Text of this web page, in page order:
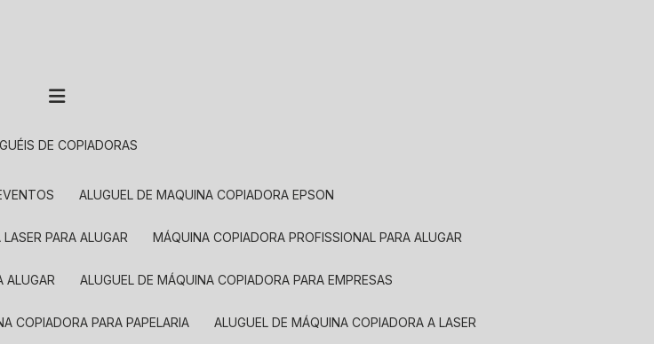
DE COPIADORAS
ALUGUEL DE MAQUINA COPIADORA EPSON
LASER PARA ALUGAR MÁQUINA COPIADORA PROFISSIONAL PARA ALUGAR
ALUGAR ALUGUEL DE MÁQUINA COPIADORA PARA EMPRESAS
COPIADORA PARA PAPELARIA ALUGUEL DE MÁQUINA COPIADORA A LASER